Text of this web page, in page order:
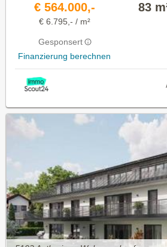
€ 564.000,-
€ 6.795,- / m²
Gesponsert
Finanzierung berechnen
83